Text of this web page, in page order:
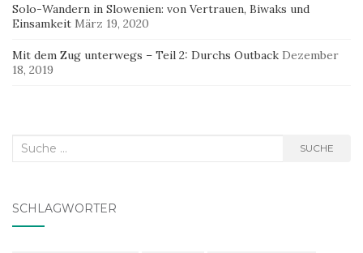
Solo-Wandern in Slowenien: von Vertrauen, Biwaks und
Einsamkeit März 19, 2020
Mit dem Zug unterwegs – Teil 2: Durchs Outback Dezember
18, 2019
Suche
SUCHE
SCHLAGWÖRTER